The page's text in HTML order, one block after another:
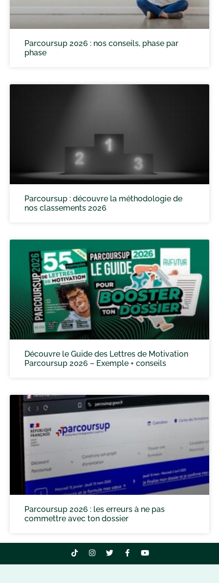
Parcoursup 2026 : nos conseils, phase par
phase
Parcoursup : découvre la méthodologie de
nos classements 2026
Découvre le Guide des Lettres de Motivation
Parcoursup 2026 – Exemple + conseils
Parcoursup 2026 : les erreurs à ne pas
commettre avec ton dossier